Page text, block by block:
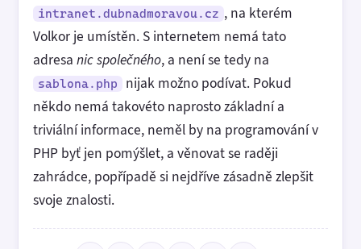
intranet.dubnadmoravou.cz , na kterém
Volkor je umístěn. S internetem nemá tato
adresa nic společného, a není se tedy na
sablona.php
nijak možno podívat. Pokud
někdo nemá takovéto naprosto základní a
triviální informace, neměl by na programování v
PHP byť jen pomýšlet, a věnovat se raději
zahrádce, popřípadě si nejdříve zásadně zlepšit
svoje znalosti.